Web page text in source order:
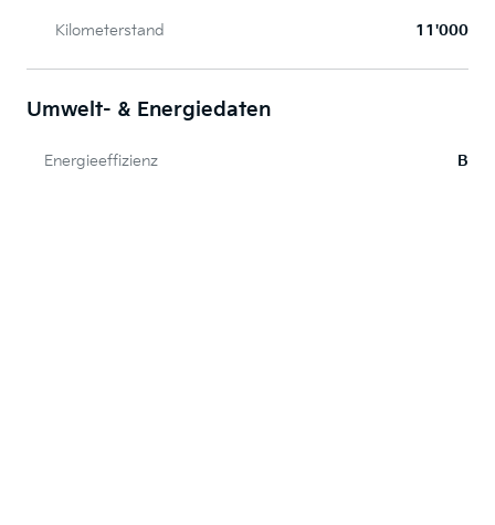
Kilometerstand 11'000
Umwelt- & Energiedaten
Energieeffizienz B